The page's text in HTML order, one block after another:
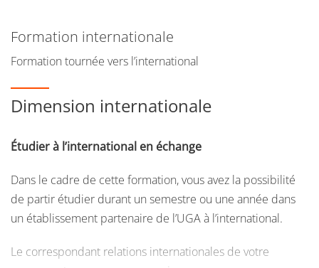
Les deux parcours ont les mêmes exigences en admission
(conditions d’accès et pré-requis) mais proposent des
Le parcours Recherche Fondamentale
Doctorat en physique fondamentale, expérimentale ou
M2 dont l’objectif principal est, chacun dans son domaine,
l’extension des connaissances du monde qui nous
entoure :
Astrophysique (Astro)
Formation internationale
Formation tournée vers l’international
Dimension internationale
Étudier à l’international en échange
Dans le cadre de cette formation, vous avez la possibilité
de partir étudier durant un semestre ou une année dans
un établissement partenaire de l’UGA à l’international.
Le correspondant relations internationales de votre